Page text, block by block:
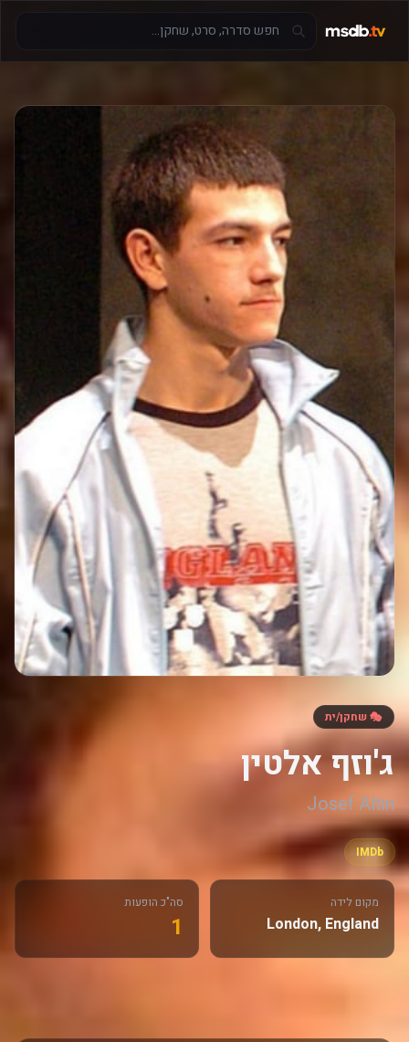
🎭 שחקן/ית
ג'וזף אלטין
Josef Altin
IMDb
מקום לידה
London, England
סה"כ הופעות
1